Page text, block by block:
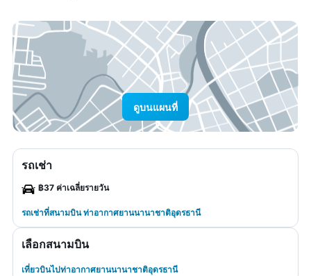
ดูบนแผนที่
รถเช่า
฿37 ค่าเฉลี่ยรายวัน
รถเช่าที่สนามบิน ท่าอากาศยานนานาชาติอุดรธานี
เลือกสนามบิน
เที่ยวบินไปท่าอากาศยานนานาชาติอุดรธานี